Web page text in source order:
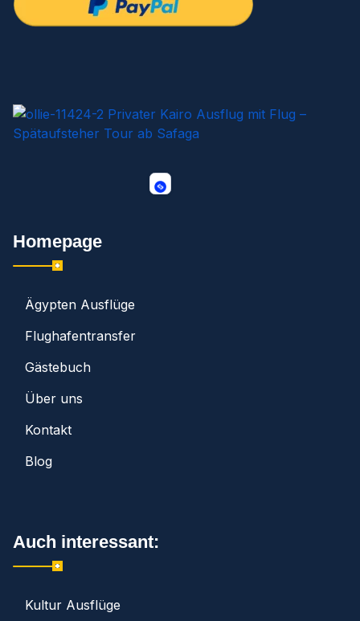
Homepage
Ägypten Ausflüge
Flughafentransfer
Gästebuch
Über uns
Kontakt
Blog
Auch interessant:
Kultur Ausflüge